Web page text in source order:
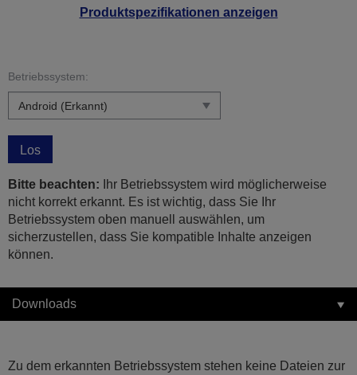
Produktspezifikationen anzeigen
Betriebssystem:
Los
Bitte beachten: Ihr Betriebssystem wird möglicherweise
nicht korrekt erkannt. Es ist wichtig, dass Sie Ihr
Betriebssystem oben manuell auswählen, um
sicherzustellen, dass Sie kompatible Inhalte anzeigen
können.
Downloads
Zu dem erkannten Betriebssystem stehen keine Dateien zur